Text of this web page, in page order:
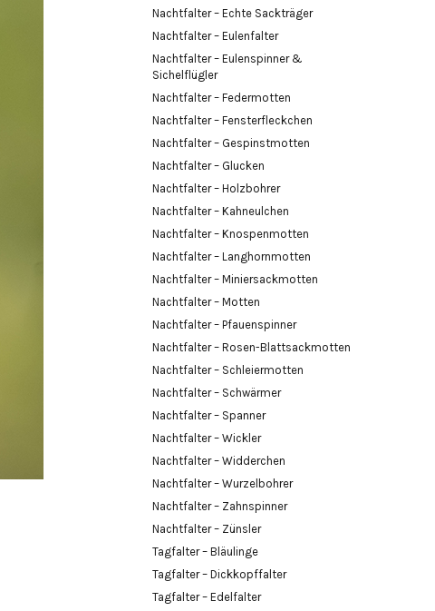
Nachtfalter – Echte Sackträger
Nachtfalter – Eulenfalter
Nachtfalter – Eulenspinner &
Sichelflügler
Nachtfalter – Federmotten
Nachtfalter – Fensterfleckchen
Nachtfalter – Gespinstmotten
Nachtfalter – Glucken
Nachtfalter – Holzbohrer
Nachtfalter – Kahneulchen
Nachtfalter – Knospenmotten
Nachtfalter – Langhornmotten
Nachtfalter – Miniersackmotten
Nachtfalter – Motten
Nachtfalter – Pfauenspinner
Nachtfalter – Rosen-Blattsackmotten
Nachtfalter – Schleiermotten
Nachtfalter – Schwärmer
Nachtfalter – Spanner
Nachtfalter – Wickler
Nachtfalter – Widderchen
Nachtfalter – Wurzelbohrer
Nachtfalter – Zahnspinner
Nachtfalter – Zünsler
Tagfalter – Bläulinge
Tagfalter – Dickkopffalter
Tagfalter – Edelfalter